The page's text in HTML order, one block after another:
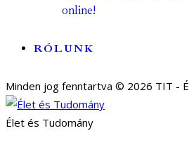
online!
RÓLUNK
Minden jog fenntartva © 2026 TIT -
Élet és Tudomány